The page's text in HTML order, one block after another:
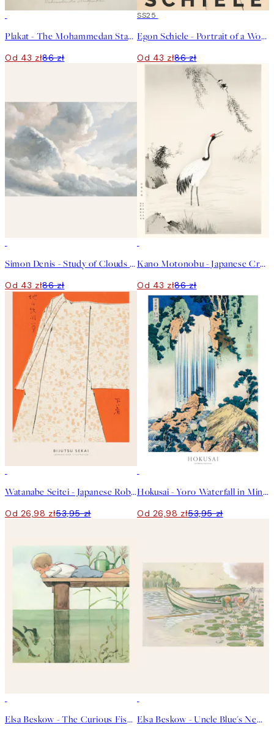
Plakat - The Mohammedan Standpoint by Hilma af Klint
Od 43 zł86 zł
50%*
SS25
Egon Schiele - Portrait of a Woman Plakat
Od 43 zł86 zł
Simon Denis - Study of Clouds with a Sunset near Rome Plakat
Od 43 zł86 zł
Kano Motonobu - Japanese Crane Plakat
Od 43 zł86 zł
Watanabe Seitei - Japanese Robe Illustration Plakat
Od 26,98 zł53,95 zł
Hokusai - Yoro Waterfall in Mino Province Plakat
Od 26,98 zł53,95 zł
Elsa Beskow - The Curious Fish Plakat Elsa Beskow - Uncle Blue's New Boat Plakat